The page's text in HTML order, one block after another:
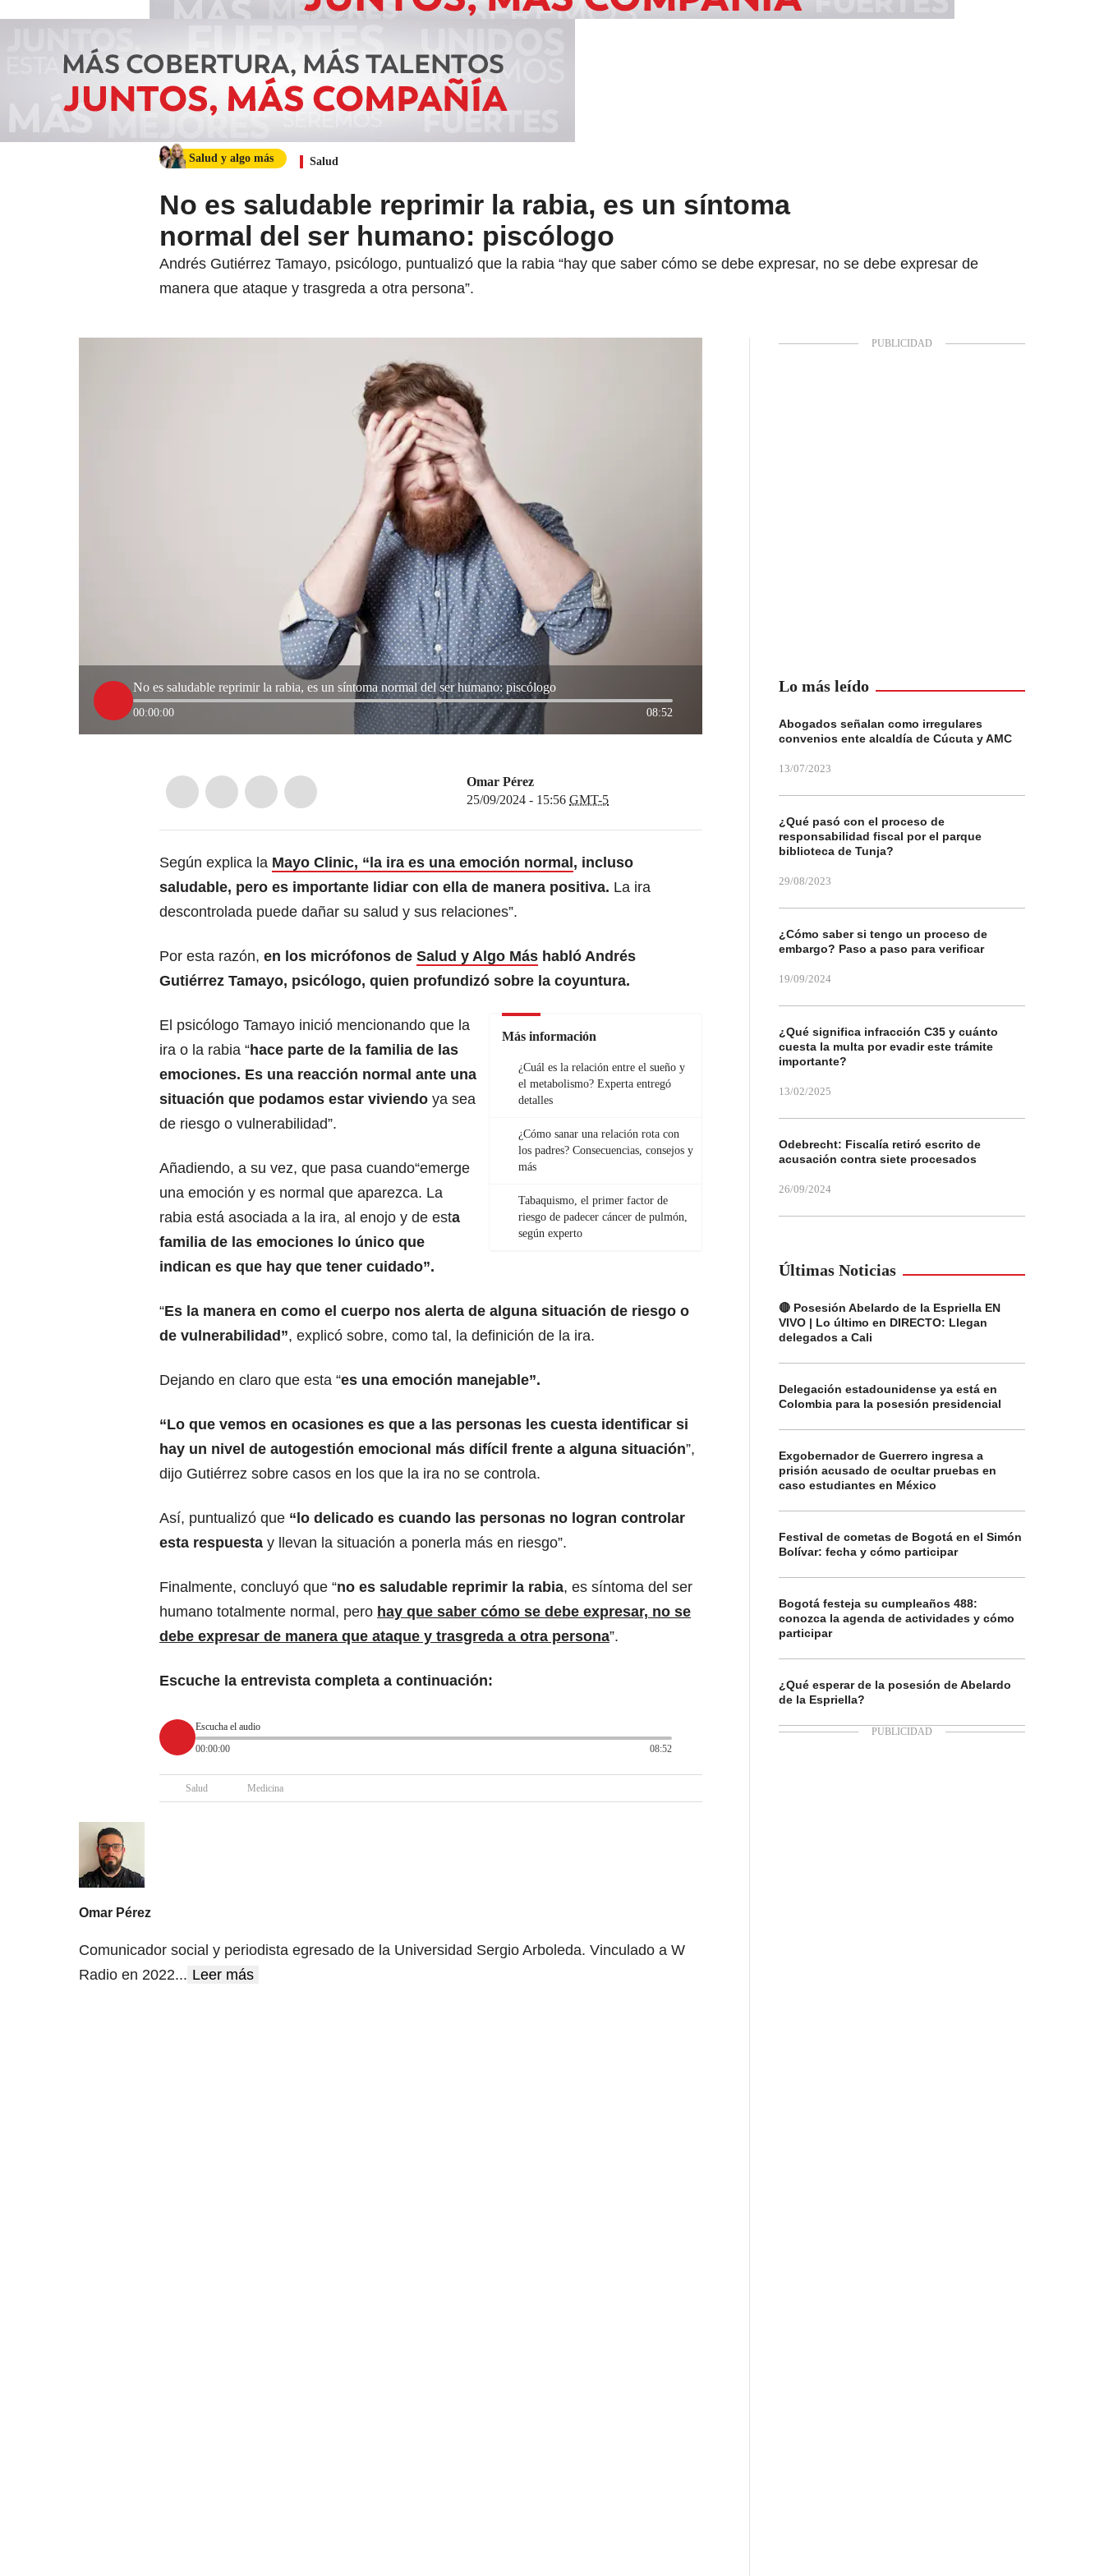
Salud y algo más Salud
No es saludable reprimir la rabia, es un síntoma
normal del ser humano: piscólogo
Andrés Gutiérrez Tamayo, psicólogo, puntualizó que la rabia “hay que saber cómo se debe expresar, no se debe expresar de
manera que ataque y trasgreda a otra persona”.
No es saludable reprimir la rabia, es un síntoma normal del ser humano: piscólogo
00:00:00 08:52
Omar Pérez
25/09/2024 - 15:56 GMT-5
Según explica la Mayo Clinic, “la ira es una emoción normal , incluso
saludable, pero es importante lidiar con ella de manera positiva. La ira
descontrolada puede dañar su salud y sus relaciones”.
Por esta razón, en los micrófonos de Salud y Algo Más habló Andrés
Gutiérrez Tamayo, psicólogo, quien profundizó sobre la coyuntura.
Más información
¿Cuál es la relación entre el sueño y
el metabolismo? Experta entregó
detalles
¿Cómo sanar una relación rota con
los padres? Consecuencias, consejos y
más
Tabaquismo, el primer factor de
riesgo de padecer cáncer de pulmón,
según experto
El psicólogo Tamayo inició mencionando que la
ira o la rabia “hace parte de la familia de las
emociones. Es una reacción normal ante una
situación que podamos estar viviendo ya sea
de riesgo o vulnerabilidad”.
Añadiendo, a su vez, que pasa cuando“emerge
una emoción y es normal que aparezca. La
rabia está asociada a la ira, al enojo y de esta
familia de las emociones lo único que
indican es que hay que tener cuidado”.
“Es la manera en como el cuerpo nos alerta de alguna situación de riesgo o
de vulnerabilidad”, explicó sobre, como tal, la definición de la ira.
Dejando en claro que esta “es una emoción manejable”.
“Lo que vemos en ocasiones es que a las personas les cuesta identificar si
hay un nivel de autogestión emocional más difícil frente a alguna situación”,
dijo Gutiérrez sobre casos en los que la ira no se controla.
Así, puntualizó que “lo delicado es cuando las personas no logran controlar
esta respuesta y llevan la situación a ponerla más en riesgo”.
Finalmente, concluyó que “no es saludable reprimir la rabia, es síntoma del ser
humano totalmente normal, pero hay que saber cómo se debe expresar, no se
debe expresar de manera que ataque y trasgreda a otra persona”.
Escuche la entrevista completa a continuación:
Escucha el audio
00:00:00
08:52
Salud Medicina
Omar Pérez
Comunicador social y periodista egresado de la Universidad Sergio Arboleda. Vinculado a W
Radio en 2022... Leer más
Lo más leído
Abogados señalan como irregulares
convenios ente alcaldía de Cúcuta y AMC
13/07/2023
¿Qué pasó con el proceso de
responsabilidad fiscal por el parque
biblioteca de Tunja?
29/08/2023
¿Cómo saber si tengo un proceso de
embargo? Paso a paso para verificar
19/09/2024
¿Qué significa infracción C35 y cuánto
cuesta la multa por evadir este trámite
importante?
13/02/2025
Odebrecht: Fiscalía retiró escrito de
acusación contra siete procesados
26/09/2024
Últimas Noticias
🔴 Posesión Abelardo de la Espriella EN
VIVO | Lo último en DIRECTO: Llegan
delegados a Cali
Delegación estadounidense ya está en
Colombia para la posesión presidencial
Exgobernador de Guerrero ingresa a
prisión acusado de ocultar pruebas en
caso estudiantes en México
Festival de cometas de Bogotá en el Simón
Bolívar: fecha y cómo participar
Bogotá festeja su cumpleaños 488:
conozca la agenda de actividades y cómo
participar
¿Qué esperar de la posesión de Abelardo
de la Espriella?